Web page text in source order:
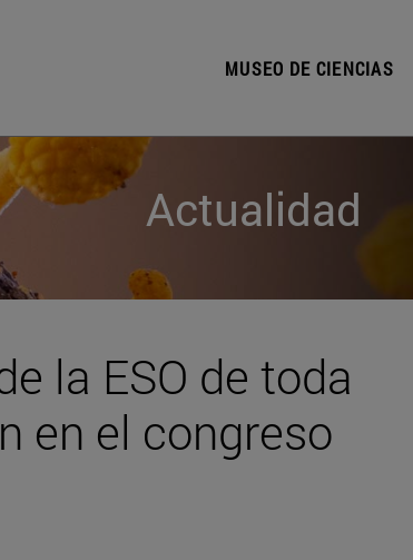
MUSEO DE CIENCIAS
Actualidad
la ESO de toda
en el congreso